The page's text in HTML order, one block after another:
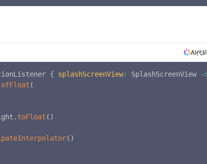
AI代
{ splashScreenView: SplashScreenView -
ofFloat (
. toFloat ( )
( )